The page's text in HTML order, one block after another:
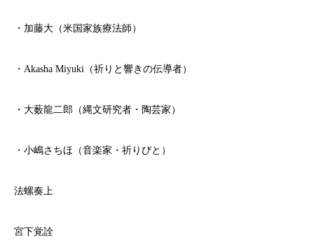
・加藤大（米国家族療法師）
・Akasha Miyuki（祈りと響きの伝導者）
・大薮龍二郎（縄文研究者・陶芸家）
・小嶋さちほ（音楽家・祈りびと）
法螺奏上
宮下覚詮